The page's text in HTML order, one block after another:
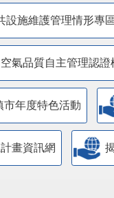
設施維護管理情形專
氣品質自主管理認證
市年度特色活動
畫資訊網